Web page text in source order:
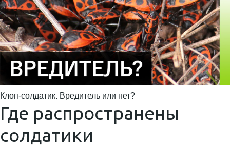
Клоп-солдатик. Вредитель или нет?
Где распространены
солдатики